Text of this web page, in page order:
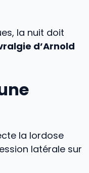
la nuit doit
d’Arnold
la lordose
latérale sur